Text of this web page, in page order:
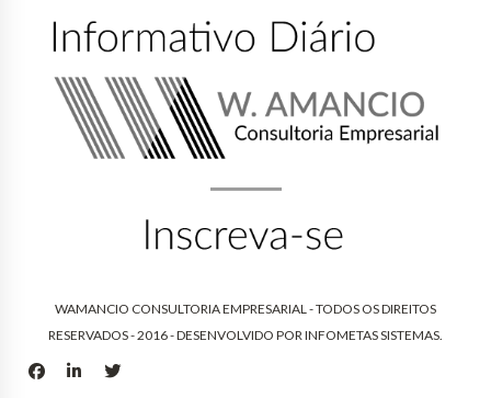
WAMANCIO CONSULTORIA EMPRESARIAL - TODOS OS DIREITOS
RESERVADOS - 2016 - DESENVOLVIDO PORINFOMETAS SISTEMAS.